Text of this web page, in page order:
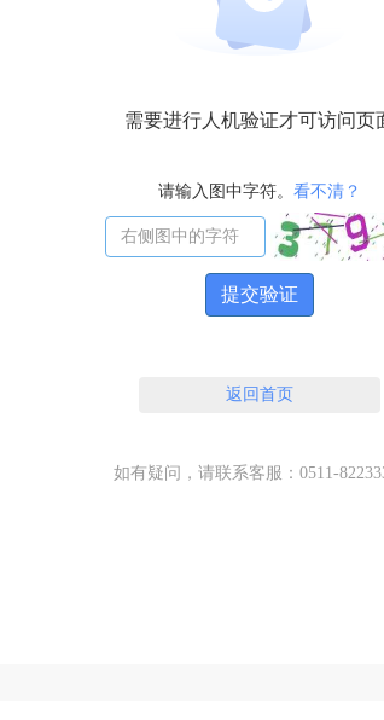
需要进行人机验证才可访问页
请输入图中字符。 看不清？
提交验证
返回首页
如有疑问，请联系客服：0511-